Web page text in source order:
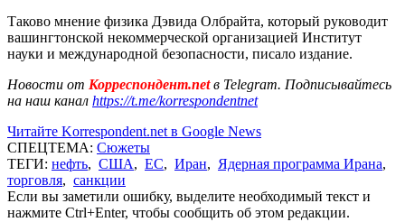
Таково мнение физика Дэвида Олбрайта, который руководит
вашингтонской некоммерческой организацией Институт
науки и международной безопасности, писало издание.
Новости от Корреспондент.netв Telegram. Подписывайтесь
на наш канал https://t.me/korrespondentnet
Читайте Korrespondent.net в Google News
СПЕЦТЕМА: Сюжеты
ТЕГИ: нефть, США, ЕС, Иран, Ядерная программа Ирана,
торговля, санкции
Если вы заметили ошибку, выделите необходимый текст и
нажмите Ctrl+Enter, чтобы сообщить об этом редакции.